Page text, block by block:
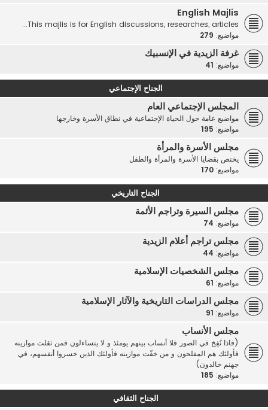
English Majlis
This majlis is for English discussions, researches, articles...
مواضيع: 279
غرفة الزيدية في الإنسبيك
مواضيع: 41
الجناح الإجتماعي
المجلس الإجتماعي العام
مواضيع عامة حول الحياة الإجتماعية في نطاق الأسرة وخارجها
مواضيع: 195
مجلس الأسرة والمرأة
يختص بقضايا الأسرة والمرأة والطفل
مواضيع: 170
الجناح التاريخي
مجلس السيرة وتراجم الأئمة
مواضيع: 74
مجلس تراجم أعلام الزيدية
مواضيع: 44
مجلس الشخصيات الإسلامية
مواضيع: 61
مجلس الدراسات التاريخية والآثار الإسلامية
مواضيع: 91
مجلس الأنساب
(فاذا نُفِخ في الصور فلا أنساب بينهم يومئذ و لا يتساءلون فمن ثقلت موازينه
فأولئك هم المفلحون و من خفّت موازينه فأولئك الذين خسروا أنفسهم، في
جهنم خالدون)
مواضيع: 185
الجناح الثقافي